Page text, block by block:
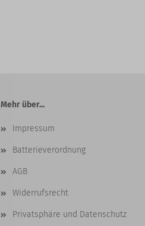
Mehr über...
Impressum
Batterieverordnung
AGB
Widerrufsrecht
Privatsphäre und Datenschutz